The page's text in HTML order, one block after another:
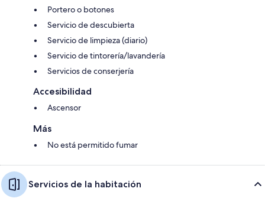
Portero o botones
Servicio de descubierta
Servicio de limpieza (diario)
Servicio de tintorería/lavandería
Servicios de conserjería
Accesibilidad
Ascensor
Más
No está permitido fumar
Servicios de la habitación